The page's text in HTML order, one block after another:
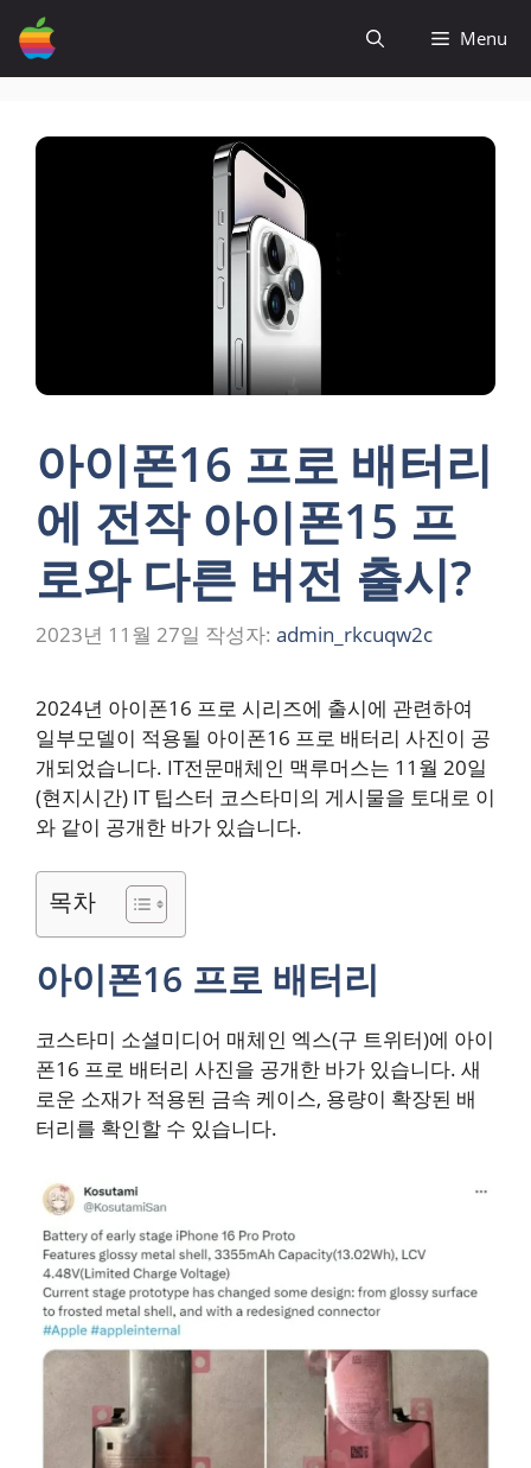
츠
Menu
아이폰16 프로 배터리
에 전작 아이폰15 프
로와 다른 버전 출시?
2023년 11월 27일 작성자: admin_rkcuqw2c
2024년 아이폰16 프로 시리즈에 출시에 관련하여
일부모델이 적용될 아이폰16 프로 배터리 사진이 공
개되었습니다. IT전문매체인 맥루머스는 11월 20일
(현지시간) IT 팁스터 코스타미의 게시물을 토대로 이
와 같이 공개한 바가 있습니다.
목차
아이폰16 프로 배터리
코스타미 소셜미디어 매체인 엑스(구 트위터)에 아이
폰16 프로 배터리 사진을 공개한 바가 있습니다. 새
로운 소재가 적용된 금속 케이스, 용량이 확장된 배
터리를 확인할 수 있습니다.